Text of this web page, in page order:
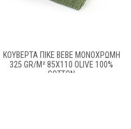
ΚΟΥΒΈΡΤΑ ΠΙΚΈ BEBE ΜΟΝΌΧΡΩΜΗ
325 GR/M² 85X110 OLIVE 100%
COTTON